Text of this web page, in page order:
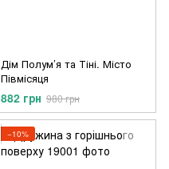
Дім Полум’я та Тіні. Місто
Півмісяця
882 грн 980 грн
−10%